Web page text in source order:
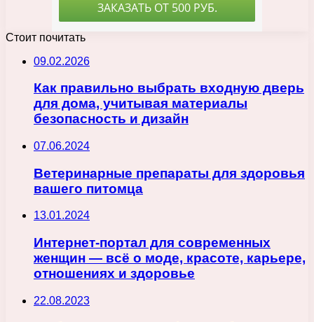
Стоит почитать
09.02.2026
Как правильно выбрать входную дверь
для дома, учитывая материалы
безопасность и дизайн
07.06.2024
Ветеринарные препараты для здоровья
вашего питомца
13.01.2024
Интернет-портал для современных
женщин — всё о моде, красоте, карьере,
отношениях и здоровье
22.08.2023